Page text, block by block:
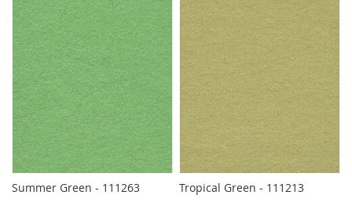
COMPARE
COMPARE
Summer Green - 111263
Tropical Green - 111213